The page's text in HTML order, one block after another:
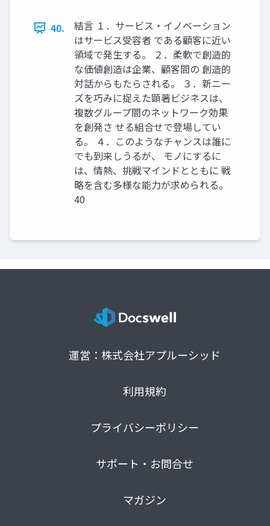
40.
結言 １．サービス・イノベーション
はサービス受容者 である顧客に近い
領域で発生する。 ２．柔軟で創造的
な価値創造は企業、顧客間の 創造的
対話からもたらされる。 ３．新ニー
ズを巧みに捉えた顕著ビジネスは、
複数グループ間のネットワーク効果
を創発さ せる組合せで登場してい
る。 ４．このようなチャンスは誰に
でも到来しうるが、 モノにするに
は、情熱、挑戦マインドとともに 戦
略を含む多様な能力が求められる。
40
運営：株式会社アプルーシッド
利用規約
プライバシーポリシー
サポート・お問合せ
マガジン